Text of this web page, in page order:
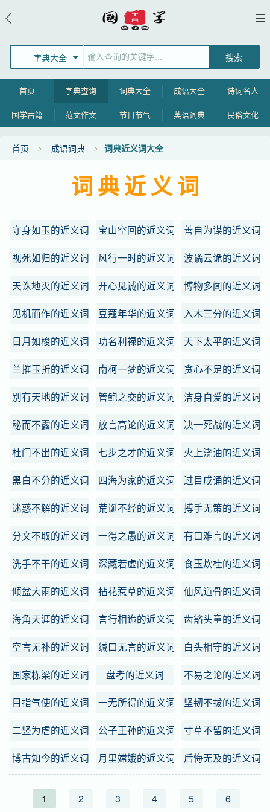
字典大全
首页 字典查询 词典大全 成语大全 诗词名人
国学古籍 范文作文 节日节气 英语词典 民俗文化
首页 成语词典 词典近义词大全
词典近义词
守身如玉的近义词 宝山空回的近义词 善自为谋的近义词
视死如归的近义词 风行一时的近义词 波谲云诡的近义词
天诛地灭的近义词 开心见诚的近义词 博物多闻的近义词
见机而作的近义词 豆蔻年华的近义词 入木三分的近义词
日月如梭的近义词 功名利禄的近义词 天下太平的近义词
兰摧玉折的近义词 南柯一梦的近义词 贪心不足的近义词
别有天地的近义词 管鲍之交的近义词 洁身自爱的近义词
秘而不露的近义词 放言高论的近义词 决一死战的近义词
杜门不出的近义词 七步之才的近义词 火上浇油的近义词
黑白不分的近义词 四海为家的近义词 过目成诵的近义词
迷惑不解的近义词 荒诞不经的近义词 搏手无策的近义词
分文不取的近义词 一得之愚的近义词 有口难言的近义词
洗手不干的近义词 深藏若虚的近义词 食玉炊桂的近义词
倾盆大雨的近义词 拈花惹草的近义词 仙风道骨的近义词
海角天涯的近义词 言行相诡的近义词 齿豁头童的近义词
空言无补的近义词 缄口无言的近义词 白头相守的近义词
国家栋梁的近义词 盘考的近义词 不易之论的近义词
目指气使的近义词 一无所得的近义词 坚韧不拔的近义词
二竖为虐的近义词 公子王孙的近义词 寸草不留的近义词
博古知今的近义词 月里嫦娥的近义词 后悔无及的近义词
1 2 3 4 5 6